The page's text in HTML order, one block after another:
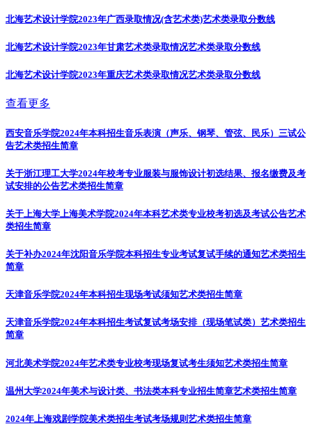
北海艺术设计学院2023年广西录取情况(含艺术类)艺术类录取分数线
北海艺术设计学院2023年甘肃艺术类录取情况艺术类录取分数线
北海艺术设计学院2023年重庆艺术类录取情况艺术类录取分数线
查看更多
西安音乐学院2024年本科招生音乐表演（声乐、钢琴、管弦、民乐）三试公
告艺术类招生简章
关于浙江理工大学2024年校考专业服装与服饰设计初选结果、报名缴费及考
试安排的公告艺术类招生简章
关于上海大学上海美术学院2024年本科艺术类专业校考初选及考试公告艺术
类招生简章
关于补办2024年沈阳音乐学院本科招生专业考试复试手续的通知艺术类招生
简章
天津音乐学院2024年本科招生现场考试须知艺术类招生简章
天津音乐学院2024年本科招生考试复试考场安排（现场笔试类） 艺术类招生
简章
河北美术学院2024年艺术类专业校考现场复试考生须知艺术类招生简章
温州大学2024年美术与设计类、书法类本科专业招生简章艺术类招生简章
2024年上海戏剧学院美术类招生考试考场规则艺术类招生简章